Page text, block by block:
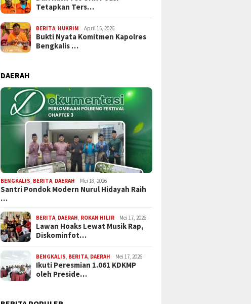
Tetapkan Ters…
BERITA HUKRIM April 15, 2026
Bukti Nyata Komitmen Kapolres
Bengkalis …
DAERAH
BENGKALIS BERITA DAERAH Mei 18, 2026
Santri Pondok Modern Nurul Hidayah Raih
…
BERITA DAERAH ROKAN HILIR Mei 17, 2026
Lawan Hoaks Lewat Musik Rap,
Diskominfot…
BENGKALIS BERITA DAERAH Mei 17, 2026
Ikuti Peresmian 1.061 KDKMP
oleh Preside…